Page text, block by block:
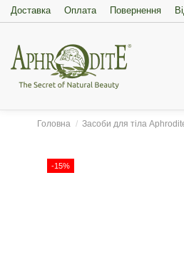
Доставка Оплата Повернення
Головна Засоби для тіла
-15%